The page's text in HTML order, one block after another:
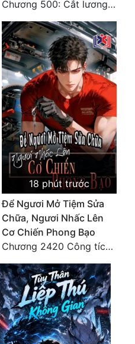
Chương 500: Cắt lương thực là có thể thu hồi Macao (1)
18 phút trước
Để Ngươi Mở Tiệm Sửa
Chữa, Ngươi Nhấc Lên
Cơ Chiến Phong Bạo
Chương 2420 Công tích vĩ đại!! Cơ Tu Chi Thần?!